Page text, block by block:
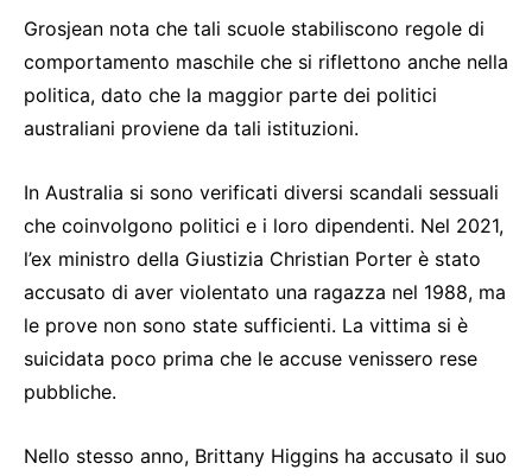
Grosjean nota che tali scuole stabiliscono regole di
comportamento maschile che si riflettono anche nella
politica, dato che la maggior parte dei politici
australiani proviene da tali istituzioni.
In Australia si sono verificati diversi scandali sessuali
che coinvolgono politici e i loro dipendenti. Nel 2021,
l’ex ministro della Giustizia Christian Porter è stato
accusato di aver violentato una ragazza nel 1988, ma
le prove non sono state sufficienti. La vittima si è
suicidata poco prima che le accuse venissero rese
pubbliche.
Nello stesso anno, Brittany Higgins ha accusato il suo